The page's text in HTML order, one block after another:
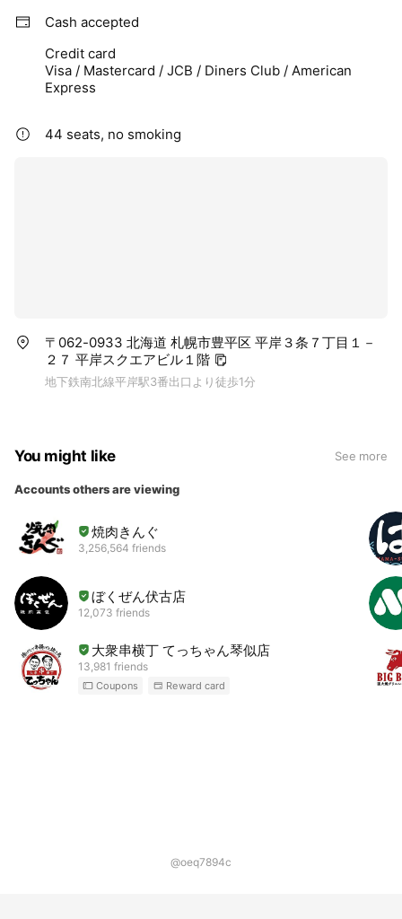
Cash accepted
Credit card
Visa / Mastercard / JCB / Diners Club / American
Express
44 seats, no smoking
〒062-0933 北海道 札幌市豊平区 平岸３条７丁目１－
２７ 平岸スクエアビル１階
地下鉄南北線平岸駅3番出口より徒歩1分
You might like See more
Accounts others are viewing
焼肉きんぐ
3,256,564 friends
ぼくぜん伏古店
12,073 friends
大衆串横丁 てっちゃん琴似店
13,981 friends
Coupons Reward card
@oeq7894c